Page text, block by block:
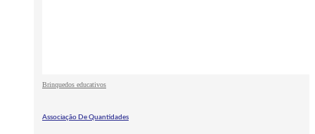
Brinquedos educativos
Associação De Quantidades